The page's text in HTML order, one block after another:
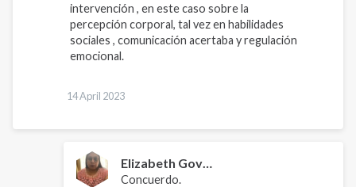
intervención , en este caso sobre la
percepción corporal, tal vez en habilidades
sociales , comunicación acertaba y regulación
emocional.
14 April 2023
Elizabeth Gov…
Concuerdo.